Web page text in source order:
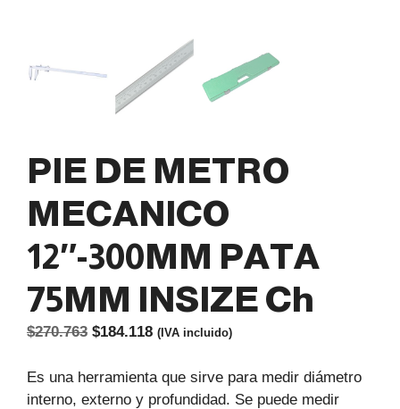
PIE DE METRO
MECANICO
12″-300MM PATA
75MM INSIZE Ch
$270.763 El
original
era:
$184.118El
actual
es:
(IVA incluido)
Es una herramienta que sirve para medir diámetro
interno, externo y profundidad. Se puede medir